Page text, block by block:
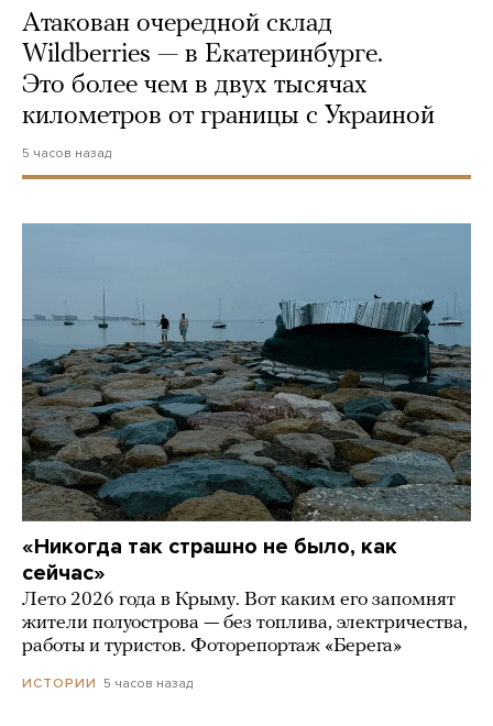
Атакован очередной склад
Wildberries — в Екатеринбурге.
Это более чем в двух тысячах
километров от границы с Украиной
5 часов назад
«Никогда так страшно не было, как
сейчас»
Лето 2026 года в Крыму. Вот каким его запомнят
жители полуострова — без топлива, электричества,
работы и туристов. Фоторепортаж «Берега»
ИСТОРИИ 5 часов назад